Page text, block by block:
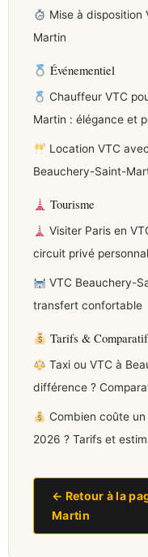
Mise à disposition
Martin
Événementiel
Chauffeur VTC
Martin : élégance et
Location VTC
Beauchery-Saint-
Tourisme
Visiter Paris en
circuit privé
VTC Beauchery-
transfert confortable
Tarifs &
Taxi ou VTC à
différence ?
Combien coûte
2026 ? Tarifs et
← Retour à la
Martin